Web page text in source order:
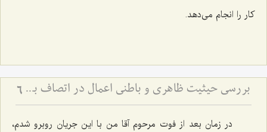
کار را انجام می‌دهد.
بررسی حیثیت ظاهری و باطنی اعمال در اتصاف به حسن و قبح 6
در زمان بعد از فوت مرحوم آقا من با این جریان روبرو شدم،